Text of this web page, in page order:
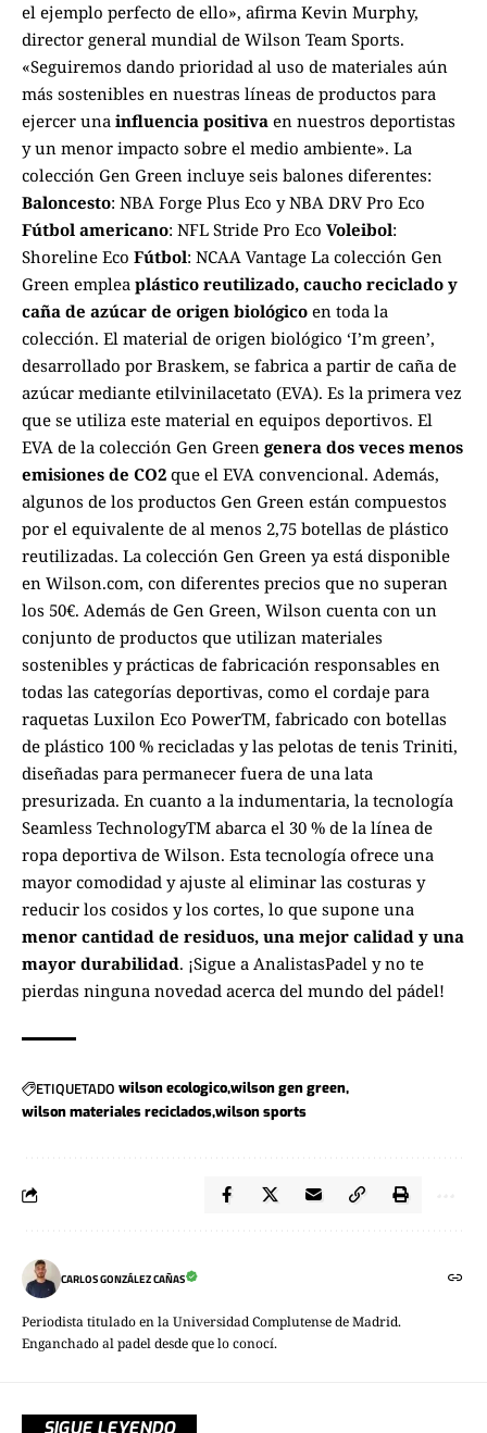
el ejemplo perfecto de ello», afirma Kevin Murphy,
director general mundial de Wilson Team Sports.
«Seguiremos dando prioridad al uso de materiales aún
más sostenibles en nuestras líneas de productos para
ejercer una influencia positiva en nuestros deportistas
y un menor impacto sobre el medio ambiente». La
colección Gen Green incluye seis balones diferentes:
Baloncesto: NBA Forge Plus Eco yNBA DRV Pro Eco
Fútbol americano: NFL Stride Pro Eco Voleibol:
Shoreline Eco Fútbol: NCAA Vantage La colección Gen
Green emplea plástico reutilizado, caucho reciclado y
caña de azúcar de origen biológico en toda la
colección. El material de origen biológico ‘I’m green’,
desarrollado por Braskem, se fabrica a partir de caña de
azúcar mediante etilvinilacetato (EVA). Es la primera vez
que se utiliza este material en equipos deportivos. El
EVA de la colección Gen Green genera dos veces menos
emisiones de CO2 que el EVA convencional. Además,
algunos de los productos Gen Green están compuestos
por el equivalente de al menos 2,75 botellas de plástico
reutilizadas. La colección Gen Green ya está disponible
en Wilson.com, con diferentes precios que no superan
los 50€. Además de Gen Green, Wilson cuenta con un
conjunto de productos que utilizan materiales
sostenibles y prácticas de fabricación responsables en
todas las categorías deportivas, como el cordaje para
raquetas Luxilon Eco PowerTM, fabricado con botellas
de plástico 100 % recicladas y las pelotas de tenis Triniti,
diseñadas para permanecer fuera de una lata
presurizada. En cuanto a la indumentaria, la tecnología
Seamless TechnologyTM abarca el 30 % de la línea de
ropa deportiva de Wilson. Esta tecnología ofrece una
mayor comodidad y ajuste al eliminar las costuras y
reducir los cosidos y los cortes, lo que supone una
menor cantidad de residuos, una mejor calidad y una
mayor durabilidad. ¡Sigue a AnalistasPadel y no te
pierdas ninguna novedad acerca del mundo del pádel!
ETIQUETADO wilson ecologicowilson gen green
wilson materiales recicladoswilson sports
CARLOS GONZÁLEZ CAÑAS
Periodista titulado en la Universidad Complutense de Madrid.
Enganchado al padel desde que lo conocí.
SIGUE LEYENDO